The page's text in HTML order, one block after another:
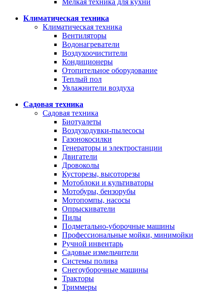
Мелкая техника для кухни
Климатическая техника
Климатическая техника
Вентиляторы
Водонагреватели
Воздухоочистители
Кондиционеры
Отопительное оборудование
Теплый пол
Увлажнители воздуха
Садовая техника
Садовая техника
Биотуалеты
Воздуходувки-пылесосы
Газонокосилки
Генераторы и электростанции
Двигатели
Дровоколы
Кусторезы, высоторезы
Мотоблоки и культиваторы
Мотобуры, бензорубы
Мотопомпы, насосы
Опрыскиватели
Пилы
Подметально-уборочные машины
Профессиональные мойки, минимойки
Ручной инвентарь
Садовые измельчители
Системы полива
Снегоуборочные машины
Тракторы
Триммеры